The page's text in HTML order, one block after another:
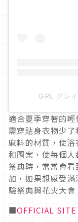
GRL グレ
適合夏季穿著的
需穿貼身衣物少
麻料的材質，使
和圖案，使每個
祭典時，常常會
加，如果想感受
驗祭典與花火大會
■OFFICIAL SITE